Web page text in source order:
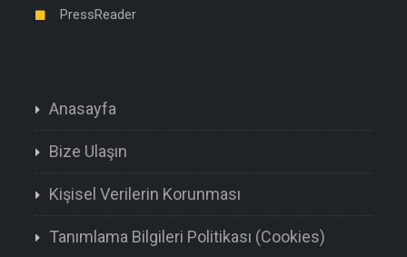
PressReader
Anasayfa
Bize Ulaşın
Kişisel Verilerin Korunması
Tanımlama Bilgileri Politikası (Cookies)